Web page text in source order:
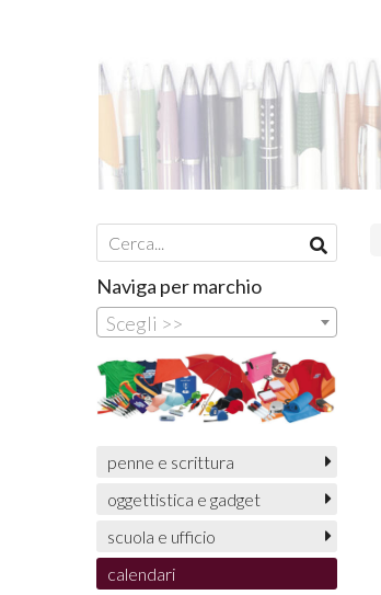
Naviga per marchio
Scegli >>
penne e scrittura
oggettistica e gadget
scuola e ufficio
calendari